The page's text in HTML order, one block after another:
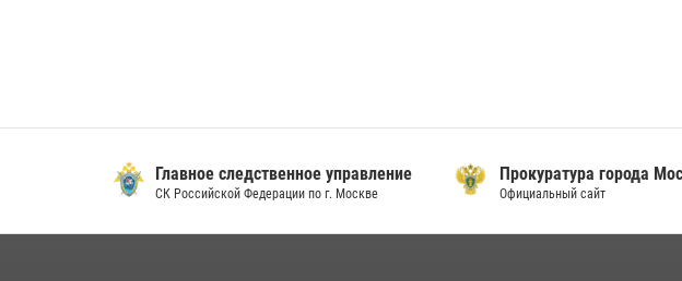
Главное следственное управление
СК Российской Федерации по г. Москве
Прокуратура города
Официальный сайт